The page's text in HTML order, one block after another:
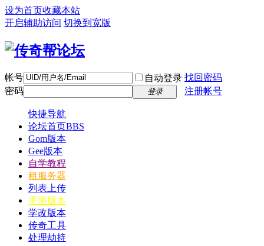
设为首页收藏本站
开启辅助访问 切换到宽版
帐号 自动登录 找回密码
密码
登录 注册帐号
快捷导航
论坛首页BBS
Gom版本
Gee版本
自学教程
租服务器
列表上传
手游版本
学改版本
传奇工具
处理劫持